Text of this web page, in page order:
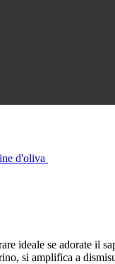
d'oliva
ideale se adorate il
si amplifica a